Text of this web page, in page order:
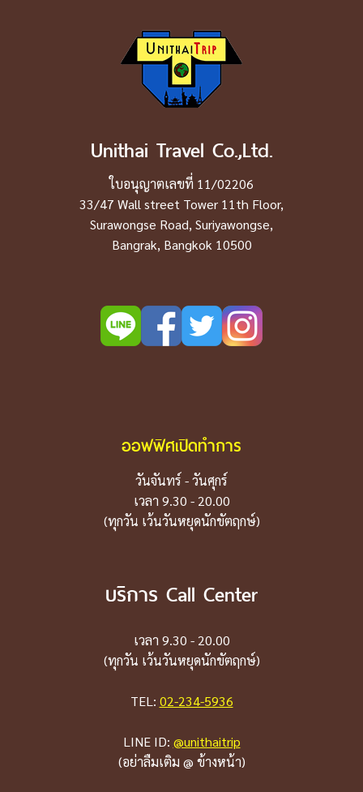
Unithai Travel Co.,Ltd.
ใบอนุญาตเลขที่ 11/02206
33/47 Wall street Tower 11th Floor,
Surawongse Road, Suriyawongse,
Bangrak, Bangkok 10500
ออฟฟิศเปิดทำการ
วันจันทร์ - วันศุกร์
เวลา 9.30 - 20.00
(ทุกวัน เว้นวันหยุดนักขัตฤกษ์)
บริการ Call Center
เวลา 9.30 - 20.00
(ทุกวัน เว้นวันหยุดนักขัตฤกษ์)
TEL: 02-234-5936
LINE ID: @unithaitrip
(อย่าลืมเติม @ ข้างหน้า)